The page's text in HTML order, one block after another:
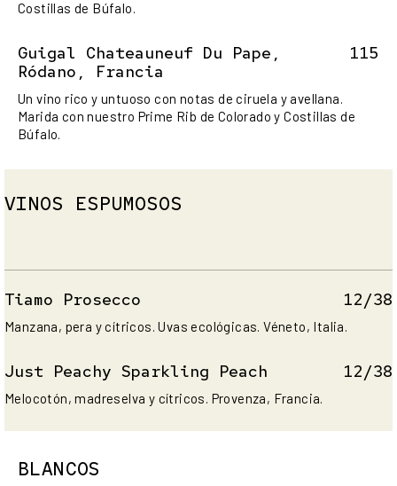
Costillas de Búfalo.
Guigal Chateauneuf Du Pape,
Ródano, Francia
115
Un vino rico y untuoso con notas de ciruela y avellana.
Marida con nuestro Prime Rib de Colorado y Costillas de
Búfalo.
VINOS ESPUMOSOS
Tiamo Prosecco 12/38
Manzana, pera y cítricos. Uvas ecológicas. Véneto, Italia.
Just Peachy Sparkling Peach 12/38
Melocotón, madreselva y cítricos. Provenza, Francia.
BLANCOS